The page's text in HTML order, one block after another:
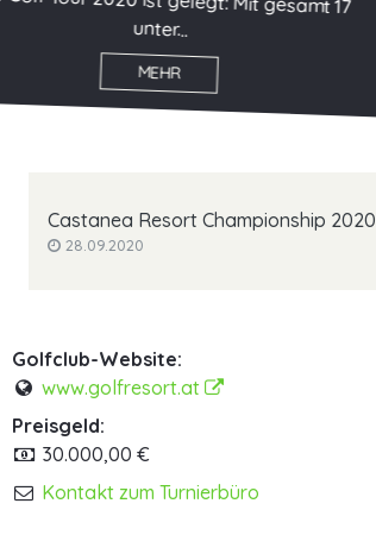
ENDERGEBNIS
MEHR
Castanea Resort Championship 2020
28.09.2020
Golfclub-Website:
www.golfresort.at
Preisgeld:
30.000,00 €
Kontakt zum Turnierbüro